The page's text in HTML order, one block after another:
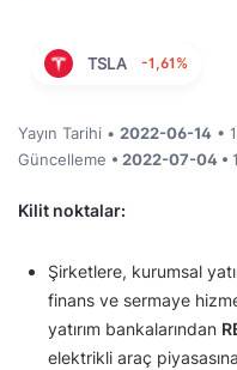
TSLA -1,61%
Yayın Tarihi • 2022-06-14 •
Güncelleme • 2022-07-04 •
Kilit noktalar:
Şirketlere, kurumsal
finans ve sermaye
yatırım bankalarından
elektrikli araç